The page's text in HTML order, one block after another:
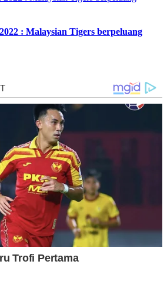
: Malaysian Tigers berpeluang